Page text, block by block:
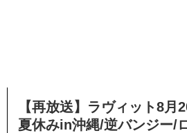
【再放送】ラヴィット8月
夏休みin沖縄/逆バンジー/